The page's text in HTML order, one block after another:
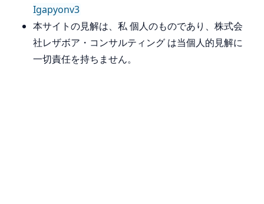
Igapyonv3
本サイトの見解は、私 個人のものであり、株式会
社レザボア・コンサルティング は当個人的見解に
一切責任を持ちません。